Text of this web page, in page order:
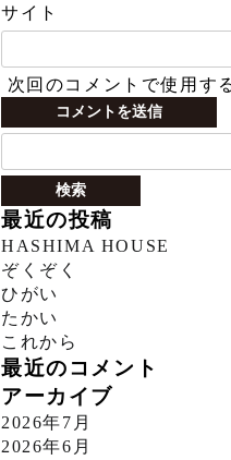
サイト
次回のコメントで使用す
検
最近の投稿
HASHIMA HOUSE
ぞくぞく
ひがい
たかい
これから
最近のコメント
アーカイブ
2026年7月
2026年6月